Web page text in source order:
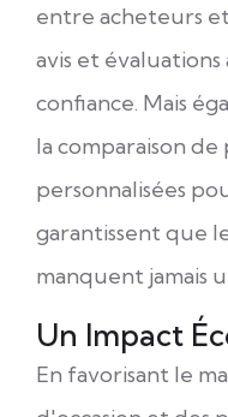
entre acheteurs
avis et
confiance. Mais
la comparaison
personnalisées
garantissent que
manquent jamais
Un Impact
En favorisant le